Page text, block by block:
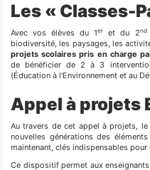
Les « Classes-
Avec vos élèves du 1er et du 2nd
biodiversité, les paysages, les
projets scolaires pris en charge
de bénéficier de 2 à 3
(Éducation à l'Environnement et au
Appel à projets
Au travers de cet appel à projets,
nouvelles générations des
maintenant, clés indispensables pour
Ce dispositif permet aux